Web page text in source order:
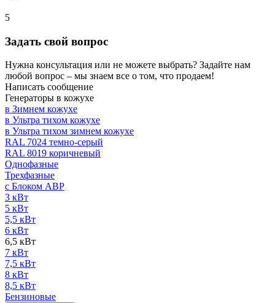
5
Задать свой вопрос
Нужна консультация или не можете выбрать? Задайте нам
любой вопрос – мы знаем все о том, что продаем!
Написать сообщение
Генераторы в кожухе
в Зимнем кожухе
в Ультра тихом кожухе
в Ультра тихом зимнем кожухе
RAL 7024 темно-серый
RAL 8019 коричневый
Однофазные
Трехфазные
с Блоком АВР
3 кВт
5 кВт
5,5 кВт
6 кВт
6,5 кВт
7 кВт
7,5 кВт
8 кВт
8,5 кВт
Бензиновые